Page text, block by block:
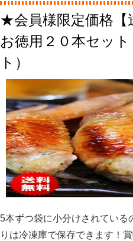
★会員様限定価格【
お徳用２０本セッ
ト）
5本ずつ袋に小分けされている
りは冷凍庫で保存できます！